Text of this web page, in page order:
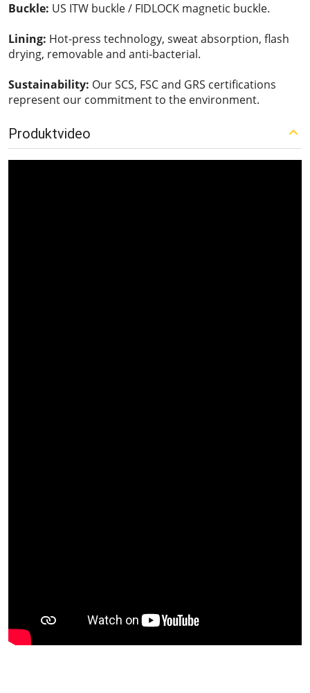
Buckle: US ITW buckle / FIDLOCK magnetic buckle.
Lining: Hot-press technology, sweat absorption, flash
drying, removable and anti-bacterial.
Sustainability: Our SCS, FSC and GRS certifications
represent our commitment to the environment.
Produktvideo